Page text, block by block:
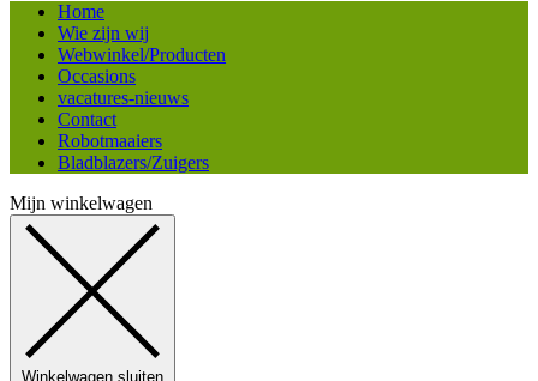
Home
Wie zijn wij
Webwinkel/Producten
Occasions
vacatures-nieuws
Contact
Robotmaaiers
Bladblazers/Zuigers
Mijn winkelwagen
Winkelwagen sluiten